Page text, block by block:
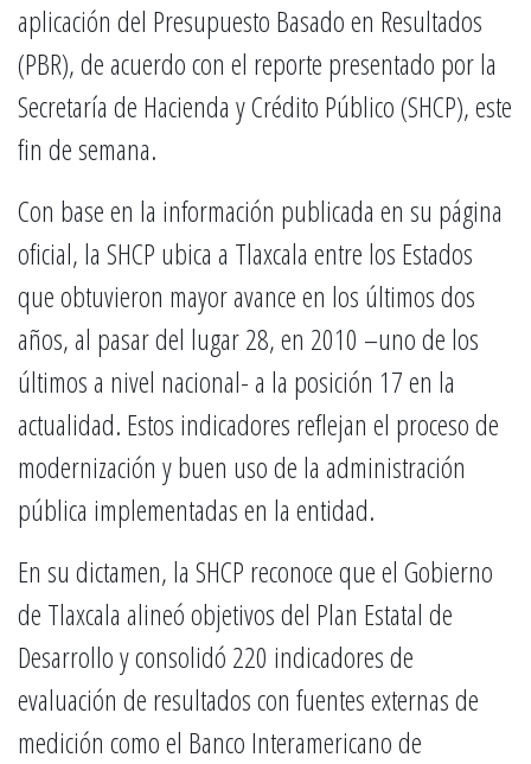
aplicación del Presupuesto Basado en Resultados
(PBR), de acuerdo con el reporte presentado por la
Secretaría de Hacienda y Crédito Público (SHCP), este
fin de semana.
Con base en la información publicada en su página
oficial, la SHCP ubica a Tlaxcala entre los Estados
que obtuvieron mayor avance en los últimos dos
años, al pasar del lugar 28, en 2010 –uno de los
últimos a nivel nacional- a la posición 17 en la
actualidad. Estos indicadores reflejan el proceso de
modernización y buen uso de la administración
pública implementadas en la entidad.
En su dictamen, la SHCP reconoce que el Gobierno
de Tlaxcala alineó objetivos del Plan Estatal de
Desarrollo y consolidó 220 indicadores de
evaluación de resultados con fuentes externas de
medición como el Banco Interamericano de